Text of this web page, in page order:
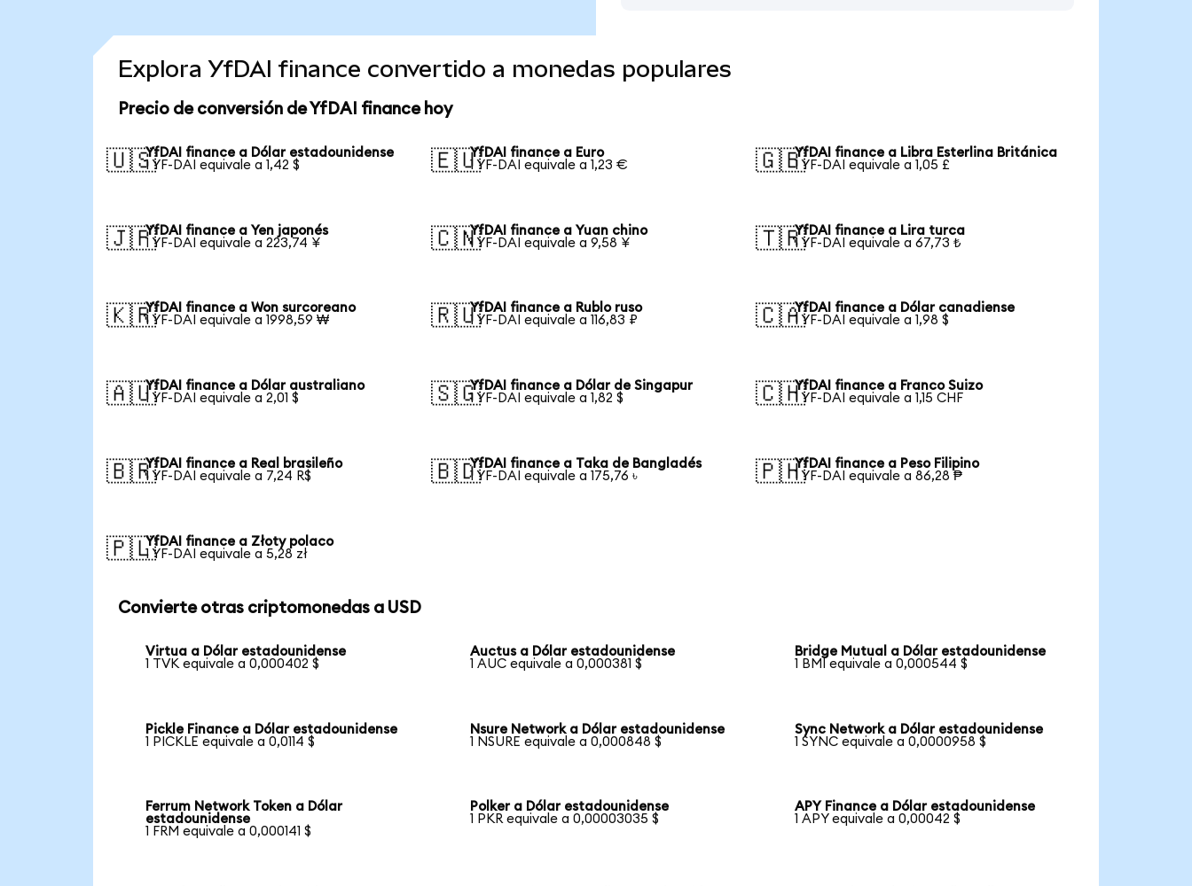
Explora YfDAI finance convertido a monedas populares
Precio de conversión de YfDAI finance hoy
🇺🇸YfDAI finance a Dólar estadounidense
1 YF-DAI equivale a 1,42 $
🇪🇺YfDAI finance a Euro
1 YF-DAI equivale a 1,23 €
🇬🇧YfDAI finance a Libra Esterlina Británica
1 YF-DAI equivale a 1,05 £
🇯🇵YfDAI finance a Yen japonés
1 YF-DAI equivale a 223,74 ¥
🇨🇳YfDAI finance a Yuan chino
1 YF-DAI equivale a 9,58 ¥
🇹🇷YfDAI finance a Lira turca
1 YF-DAI equivale a 67,73 ₺
🇰🇷YfDAI finance a Won surcoreano
1 YF-DAI equivale a 1998,59 ₩
🇷🇺YfDAI finance a Rublo ruso
1 YF-DAI equivale a 116,83 ₽
🇨🇦YfDAI finance a Dólar canadiense
1 YF-DAI equivale a 1,98 $
🇦🇺YfDAI finance a Dólar australiano
1 YF-DAI equivale a 2,01 $
🇸🇬YfDAI finance a Dólar de Singapur
1 YF-DAI equivale a 1,82 $
🇨🇭YfDAI finance a Franco Suizo
1 YF-DAI equivale a 1,15 CHF
🇧🇷YfDAI finance a Real brasileño
1 YF-DAI equivale a 7,24 R$
🇧🇩YfDAI finance a Taka de Bangladés
1 YF-DAI equivale a 175,76 ৳
🇵🇭YfDAI finance a Peso Filipino
1 YF-DAI equivale a 86,28 ₱
🇵🇱YfDAI finance a Złoty polaco
1 YF-DAI equivale a 5,28 zł
Convierte otras criptomonedas a USD
Virtua a Dólar estadounidense
1 TVK equivale a 0,000402 $
Auctus a Dólar estadounidense
1 AUC equivale a 0,000381 $
Bridge Mutual a Dólar estadounidense
1 BMI equivale a 0,000544 $
Pickle Finance a Dólar estadounidense
1 PICKLE equivale a 0,0114 $
Nsure Network a Dólar estadounidense
1 NSURE equivale a 0,000848 $
Sync Network a Dólar estadounidense
1 SYNC equivale a 0,0000958 $
Ferrum Network Token a Dólar
estadounidense
1 FRM equivale a 0,000141 $
Polker a Dólar estadounidense
1 PKR equivale a 0,00003035 $
APY Finance a Dólar estadounidense
1 APY equivale a 0,00042 $